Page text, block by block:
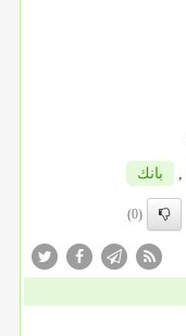
, بانك
(0)